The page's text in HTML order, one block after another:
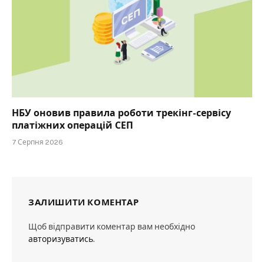
НБУ оновив правила роботи трекінг-сервісу
платіжних операцій СЕП
7 Серпня 2026
ЗАЛИШИТИ КОМЕНТАР
Щоб відправити коментар вам необхідно
авторизуватись.